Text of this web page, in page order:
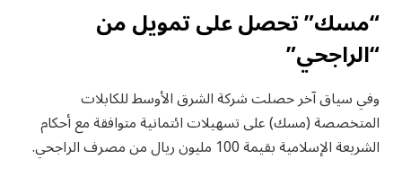
“مسك” تحصل على تمويل من
“الراجحي”
وفي سياق آخر حصلت شركة الشرق الأوسط للكابلات
المتخصصة (مسك) على تسهيلات ائتمانية متوافقة مع أحكام
الشريعة الإسلامية بقيمة 100 مليون ريال من مصرف الراجحي.